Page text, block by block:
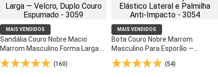
MAIS VENDIDOS
Sandália Couro Nobre Macio
Marrom Masculino Forma Larga —
Velcro, Duplo Couro Espumado -
3059
(160)
MAIS VENDIDOS
Bota Couro Nobre Marrom
Masculino Para Esporão —
Elástico Lateral e Palmilha Anti-
Impacto - 3054
(54)